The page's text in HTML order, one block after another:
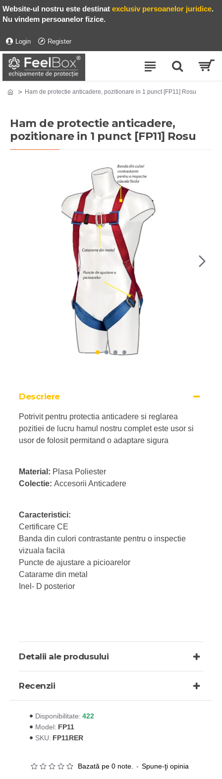
Website-ul nostru este destinat exclusiv persoanelor juridice.
Nu vindem persoanelor fizice.
Login Register
Ham de protectie anticadere, pozitionare in 1 punct [FP11] Rosu
Ham de protectie anticadere,
pozitionare in 1 punct [FP11] Rosu
Descriere
Potrivit pentru protectia anticadere si reglarea
pozitiei de lucru hamul nostru complet este usor si
usor de folosit permitand o adaptare sigura
Material: Plasa Poliester
Colectie: Accesorii Anticadere
Caracteristici:
Certificare CE
Banda din culori contrastante pentru o inspectie
vizuala facila
Puncte de ajustare a picioarelor
Catarame din metal
Inel- D posterior
Detalii ale produsului
Recenzii
Disponibilitate: 422
Model: FP11
SKU: FP11RER
Bazată pe 0 note. - Spune-ţi opinia